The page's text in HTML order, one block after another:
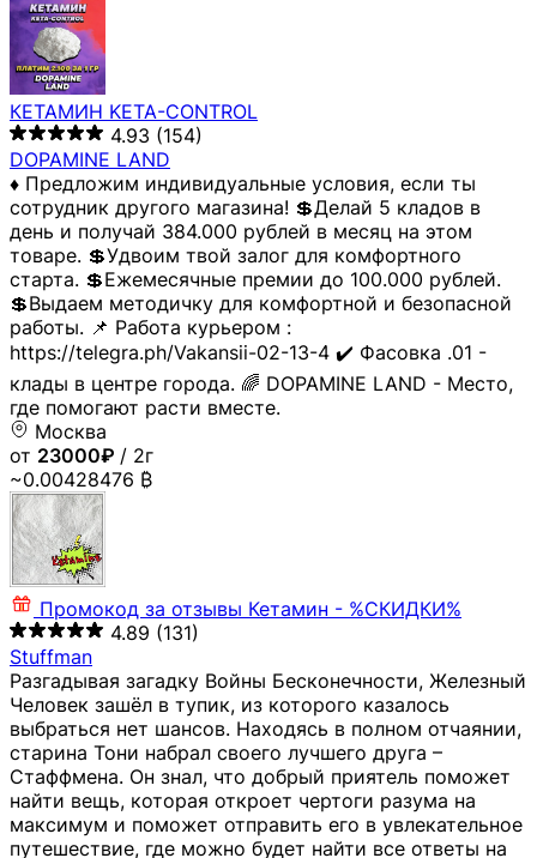
КЕТАМИН KETA-CONTROL
4.93 (154)
DOPAMINE LAND
♦️ Предложим индивидуальные условия, если ты
сотрудник другого магазина! 💲Делай 5 кладов в
день и получай 384.000 рублей в месяц на этом
товаре. 💲Удвоим твой залог для комфортного
старта. 💲Ежемесячные премии до 100.000 рублей.
💲Выдаем методичку для комфортной и безопасной
работы. 📌 Работа курьером :
https://telegra.ph/Vakansii-02-13-4 ✔️ Фасовка .01 -
клады в центре города. 🌈 DOPAMINE LAND - Место,
где помогают расти вместе.
Москва
от 23000₽ / 2г
~0.00428476 ₿
Промокод за отзывы Кетамин - %СКИДКИ%
4.89 (131)
Stuffman
Разгадывая загадку Войны Бесконечности, Железный
Человек зашёл в тупик, из которого казалось
выбраться нет шансов. Находясь в полном отчаянии,
старина Тони набрал своего лучшего друга –
Стаффмена. Он знал, что добрый приятель поможет
найти вещь, которая откроет чертоги разума на
максимум и поможет отправить его в увлекательное
путешествие, где можно будет найти все ответы на